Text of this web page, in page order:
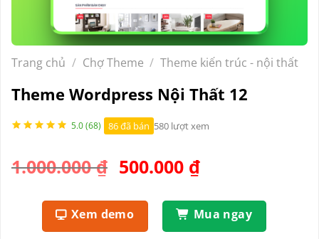
Trang chủ / Chợ Theme / Theme kiến trúc - nội thất
Theme Wordpress Nội Thất 12
5.0 (68) 86 đã bán 580 lượt xem
1.000.000₫ Giá
là:
1.000.000 ₫.
500.000 ₫Giá
tại
là:
Xem demo Mua ngay